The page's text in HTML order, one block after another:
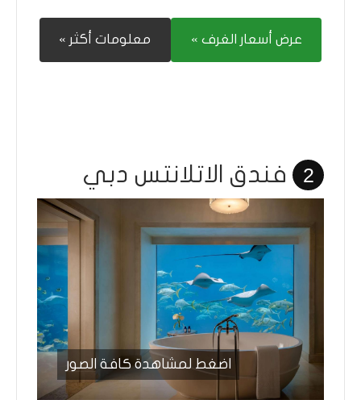
عرض أسعار الغرف » معلومات أكثر »
2 فندق الاتلانتس دبي
اضغط لمشاهدة كافة الصور